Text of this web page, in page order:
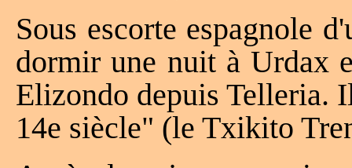
Sous escorte espagnole
dormir une nuit à Urdax
Elizondo depuis Telleria.
14e siècle" (le Txikito